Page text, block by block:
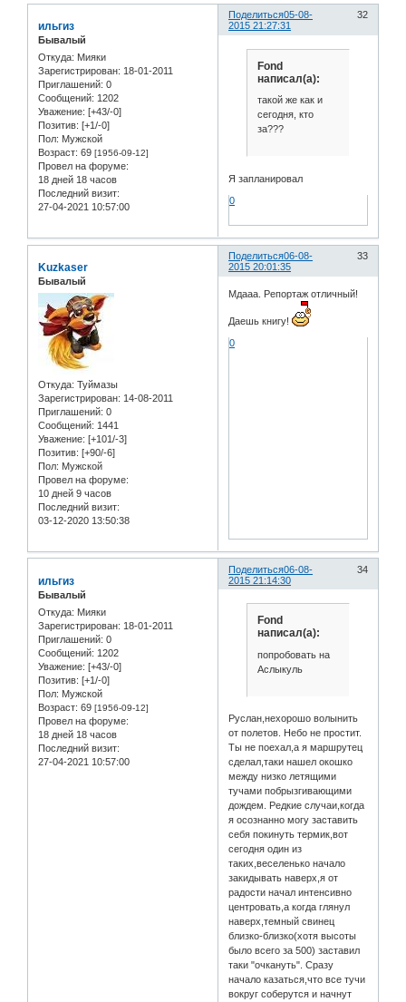
Поделиться 32
05-08-
2015 21:27:31
ильгиз
Бывалый
Откуда: Мияки
Зарегистрирован: 18-01-2011
Приглашений: 0
Сообщений: 1202
Уважение: [+43/-0]
Позитив: [+1/-0]
Пол: Мужской
Возраст: 69 [1956-09-12]
Провел на форуме:
18 дней 18 часов
Последний визит:
27-04-2021 10:57:00
Fond
написал(а):
такой же как и
сегодня, кто
за???
Я запланировал
0
Поделиться 33
06-08-
2015 20:01:35
Kuzkaser
Бывалый
Откуда: Туймазы
Зарегистрирован: 14-08-2011
Приглашений: 0
Сообщений: 1441
Уважение: [+101/-3]
Позитив: [+90/-6]
Пол: Мужской
Провел на форуме:
10 дней 9 часов
Последний визит:
03-12-2020 13:50:38
Мдааа. Репортаж отличный!
Даешь книгу!
0
Поделиться 34
06-08-
2015 21:14:30
ильгиз
Бывалый
Откуда: Мияки
Зарегистрирован: 18-01-2011
Приглашений: 0
Сообщений: 1202
Уважение: [+43/-0]
Позитив: [+1/-0]
Пол: Мужской
Возраст: 69 [1956-09-12]
Провел на форуме:
18 дней 18 часов
Последний визит:
27-04-2021 10:57:00
Fond
написал(а):
попробовать на
Аслыкуль
Руслан,нехорошо волынить
от полетов. Небо не простит.
Ты не поехал,а я маршрутец
сделал,таки нашел окошко
между низко летящими
тучами побрызгивающими
дождем. Редкие случаи,когда
я осознанно могу заставить
себя покинуть термик,вот
сегодня один из
таких,веселенько начало
закидывать наверх,я от
радости начал интенсивно
центровать,а когда глянул
наверх,темный свинец
близко-близко(хотя высоты
было всего за 500) заставил
таки "очкануть". Сразу
начало казаться,что все тучи
вокруг соберутся и начнут